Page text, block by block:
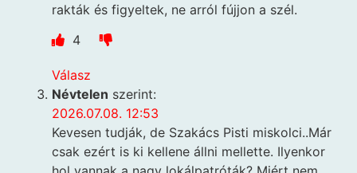
rakták és figyeltek, ne arról fújjon a szél.
4
Válasz
Névtelen szerint:
2026.07.08. 12:53
Kevesen tudják, de Szakács Pisti miskolci..Már
csak ezért is ki kellene állni mellette. Ilyenkor